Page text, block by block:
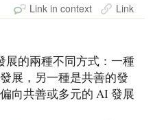
Link in context Link
展的兩種不同方式：一種
展，另一種是共善的發
向共善或多元的 AI 發展